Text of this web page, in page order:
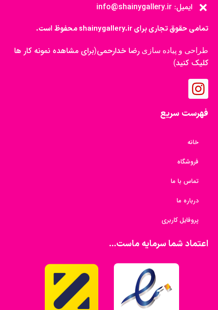
ایمیل: info@shainygallery.ir
تمامی حقوق تجاری برای shainygallery.ir محفوظ است.
طراحی و پیاده سازی رضا خدارحمی(برای مشاهده نمونه کار ها
کلیک کنید)
فهرست سریع
خانه
فروشگاه
تماس با ما
درباره ما
پروفایل کاربری
اعتماد شما سرمایه ماست...